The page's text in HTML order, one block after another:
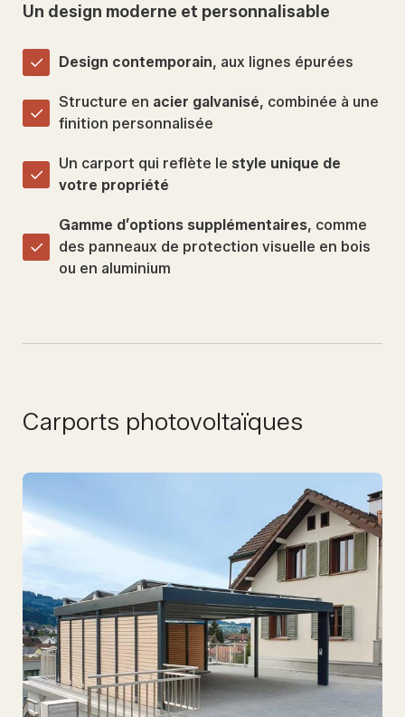
Un design moderne et personnalisable
Design contemporain, aux lignes épurées
Structure en acier galvanisé, combinée à une
finition personnalisée
Un carport qui reflète le style unique de
votre propriété
Gamme d’options supplémentaires, comme
des panneaux de protection visuelle en bois
ou en aluminium
Carports photovoltaïques